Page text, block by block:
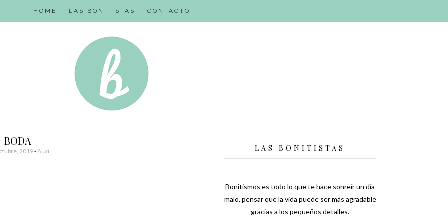
HOME LAS BONITISTAS CONTACTO
BODA
2019-Auxi LAS BONITISTAS
Bonitismos es todo lo que te hace sonreír un día
malo, pensar que la vida puede ser más agradable
gracias a los pequeños detalles.